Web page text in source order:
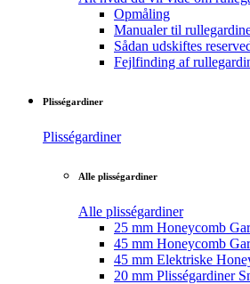
Opmåling
Manualer til
Sådan udskiftes
Fejlfinding af
Plisségardiner
Plisségardiner
Alle plisségardiner
Alle plisségardiner
25 mm Honeycomb
45 mm Honeycomb
45 mm Elektriske
20 mm Plisségardiner